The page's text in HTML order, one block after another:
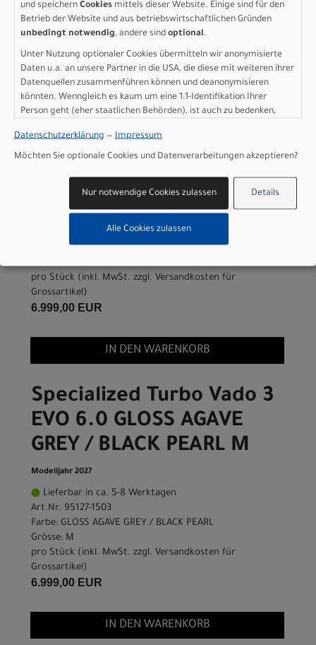
Varianten
Specialized Turbo Vado 3
EVO 6.0 GLOSS AGAVE
GREY / BLACK PEARL S
Modelljahr 2027
Art.Nr. 95127-1502
Farbe: GLOSS AGAVE GREY / BLACK PEARL
Grösse: S
pro Stück (inkl. MwSt. zzgl. Versandkosten für
Grossartikel)
6.999,00 EUR
IN DEN WARENKORB
Specialized Turbo Vado 3
EVO 6.0 GLOSS AGAVE
GREY / BLACK PEARL M
Modelljahr 2027
Lieferbar in ca. 5-8 Werktagen
Art.Nr. 95127-1503
Farbe: GLOSS AGAVE GREY / BLACK PEARL
Grösse: M
pro Stück (inkl. MwSt. zzgl. Versandkosten für
Grossartikel)
6.999,00 EUR
IN DEN WARENKORB
und speichern Cookies mittels dieser Website. Einige sind für den
Betrieb der Website und aus betriebswirtschaftlichen Gründen
unbedingt notwendig, andere sind optional.
Unter Nutzung optionaler Cookies übermitteln wir anonymisierte
Daten u.a. an unsere Partner in die USA, die diese mit weiteren ihrer
Datenquellen zusammenführen können und deanonymisieren
könnten. Wenngleich es kaum um eine 1:1-Identifikation Ihrer
Person geht (eher staatlichen Behörden), ist auch zu bedenken,
sind wie bei uns in der Europäischen Union.
Datenschutzerklärung — Impressum
Möchten Sie optionale Cookies und Datenverarbeitungen akzeptieren?
Details
Nur notwendige Cookies zulassen
Alle Cookies zulassen